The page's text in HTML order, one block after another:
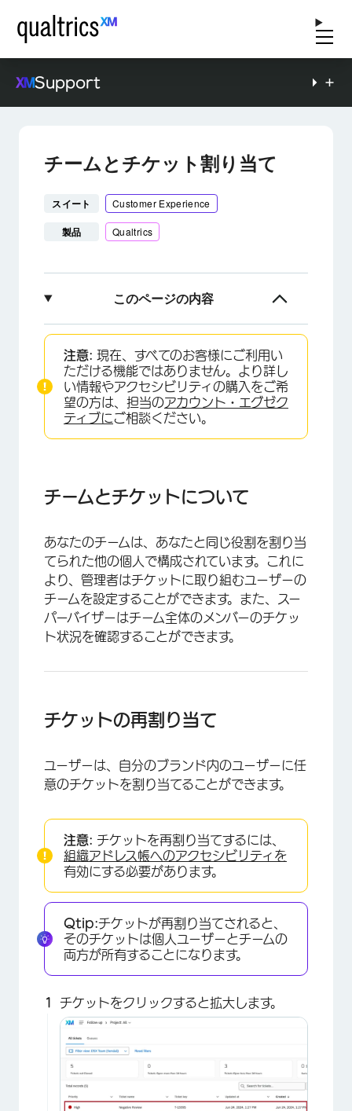
Support
チームとチケット割り当て
スイート Customer Experience
製品 Qualtrics
このページの内容
チームとチケットについて
チケットの再割り当て
チームを管理
チケットステータスの変更
注意: 現在、すべてのお客様にご利用い
ただける機能ではありません。より詳し
い情報やアクセシビリティの購入をご希
望の方は、担当のアカウント・エグゼク
ティブにご相談ください。
チームとチケットについて
あなたのチームは、あなたと同じ役割を割り当
てられた他の個人で構成されています。これに
より、管理者はチケットに取り組むユーザーの
チームを設定することができます。また、スー
パーバイザーはチーム全体のメンバーのチケッ
ト状況を確認することができます。
チケットの再割り当て
ユーザーは、自分のブランド内のユーザーに任
意のチケットを割り当てることができます。
注意: チケットを再割り当てするには、
組織アドレス帳へのアクセシビリティを
有効にする必要があります。
Qtip:チケットが再割り当てされると、
そのチケットは個人ユーザーとチームの
両方が所有することになります。
チケットをクリックすると拡大します。